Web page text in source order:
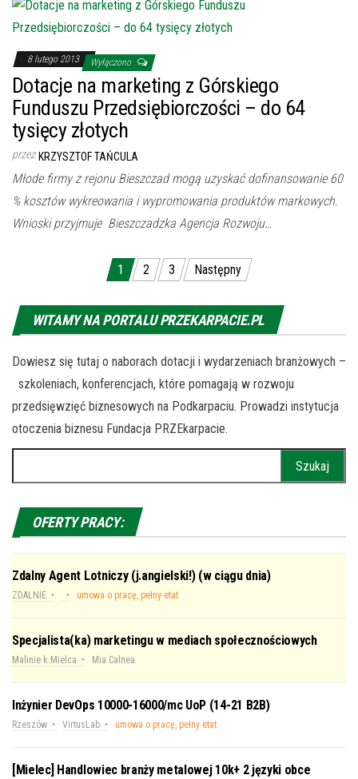
8 lutego 2013 Wyłączono
Dotacje na marketing z Górskiego
Funduszu Przedsiębiorczości – do 64
tysięcy złotych
przez KRZYSZTOF TAŃCULA
Młode firmy z rejonu Bieszczad mogą uzyskać dofinansowanie 60
% kosztów wykreowania i wypromowania produktów markowych.
Wnioski przyjmuje Bieszczadzka Agencja Rozwoju…
Nawigacja po wpisach
1 2 3 Następny
WITAMY NA PORTALU PRZEKARPACIE.PL
Dowiesz się tutaj o naborach dotacji i wydarzeniach branżowych –
szkoleniach, konferencjach, które pomagają w rozwoju
przedsięwzięć biznesowych na Podkarpaciu. Prowadzi instytucja
otoczenia biznesu Fundacja PRZEkarpacie.
OFERTY PRACY:
Zdalny Agent Lotniczy (j.angielski!) (w ciągu dnia)
ZDALNIE umowa o pracę, pełny etat
Specjalista(ka) marketingu w mediach społecznościowych
Malinie k.Mielca Mia Calnea
Inżynier DevOps 10000-16000/mc UoP (14-21 B2B)
Rzeszów VirtusLab umowa o pracę, pełny etat
[Mielec] Handlowiec branży metalowej 10k+ 2 języki obce